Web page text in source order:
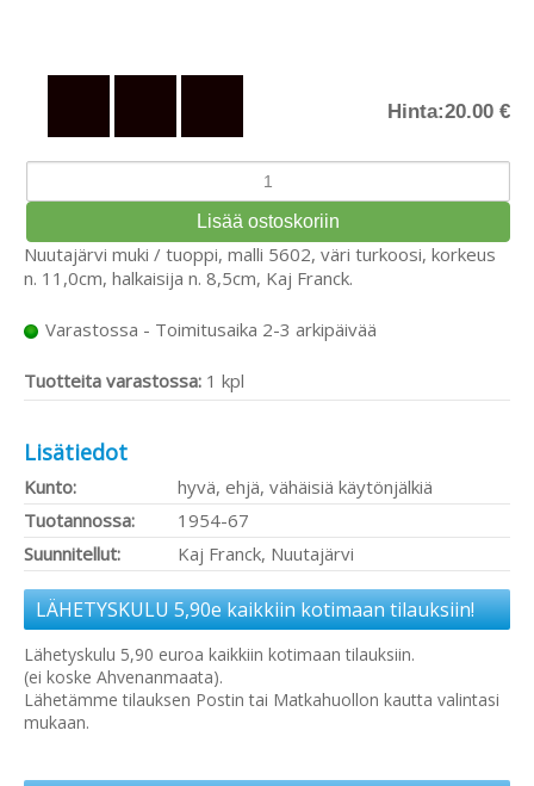
Hinta:20.00 €
Nuutajärvi muki / tuoppi, malli 5602, väri turkoosi, korkeus
n. 11,0cm, halkaisija n. 8,5cm, Kaj Franck.
Varastossa - Toimitusaika 2-3 arkipäivää
Tuotteita varastossa: 1 kpl
Lisätiedot
Kunto:
hyvä, ehjä, vähäisiä käytönjälkiä
Tuotannossa:
1954-67
Suunnitellut:
Kaj Franck, Nuutajärvi
LÄHETYSKULU 5,90e kaikkiin kotimaan tilauksiin!
Lähetyskulu 5,90 euroa kaikkiin kotimaan tilauksiin.
(ei koske Ahvenanmaata).
Lähetämme tilauksen Postin tai Matkahuollon kautta valintasi
mukaan.